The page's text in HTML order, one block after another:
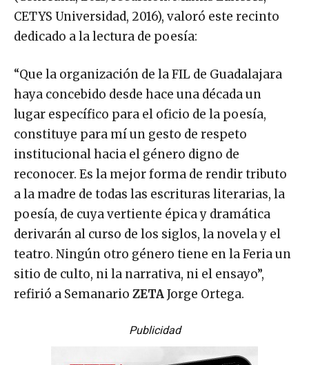
CETYS Universidad, 2016), valoró este recinto
dedicado a la lectura de poesía:
“Que la organización de la FIL de Guadalajara
haya concebido desde hace una década un
lugar específico para el oficio de la poesía,
constituye para mí un gesto de respeto
institucional hacia el género digno de
reconocer. Es la mejor forma de rendir tributo
a la madre de todas las escrituras literarias, la
poesía, de cuya vertiente épica y dramática
derivarán al curso de los siglos, la novela y el
teatro. Ningún otro género tiene en la Feria un
sitio de culto, ni la narrativa, ni el ensayo”,
refirió a Semanario ZETAJorge Ortega.
Publicidad